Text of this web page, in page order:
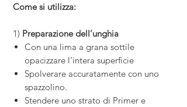
Come si utilizza:
1) Preparazione dell’unghia
Con una lima a grana sottile
opacizzare l’intera superficie
Spolverare accuratamente con uno
spazzolino.
Stendere uno strato di Primer e